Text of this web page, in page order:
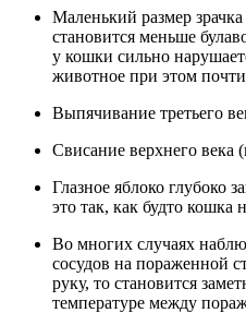
Маленький размер
становится меньше
у кошки сильно
животное при этом
Выпячивание третьего
Свисание верхнего века
Глазное яблоко глубоко
это так, как будто кошка
Во многих случаях
сосудов на пораженной
руку, то становится
температуре между